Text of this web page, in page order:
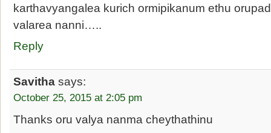
karthavyangalea kurich ormipikanum ethu
valarea nanni…..
Reply
Savitha says:
October 25, 2015 at 2:05 pm
Thanks oru valya nanma cheythathinu